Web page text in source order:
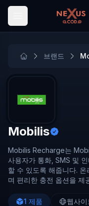
Skip to main content
브랜드
Mobilis
Mobilis Recharge는
사용자가 통화, SMS 및
할 수 있도록 해줍니다.
며 편리한 충전 옵션을 제
1 제품 웹사